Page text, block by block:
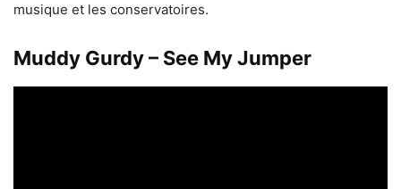
musique et les conservatoires.
Muddy Gurdy – See My Jumper